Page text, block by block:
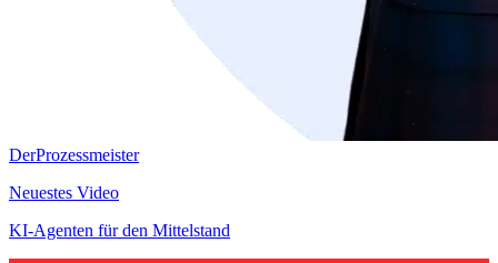
DerProzessmeister
Neuestes Video
KI-Agenten für den Mittelstand